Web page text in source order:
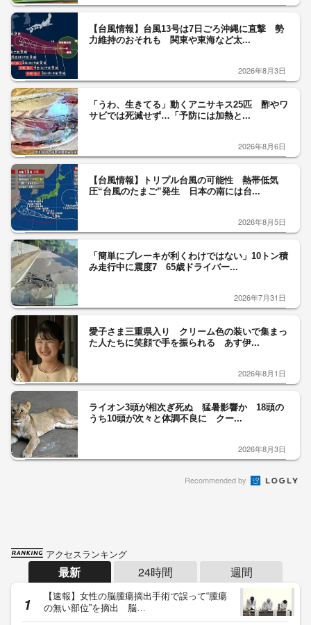
【台風情報】台風13号は7日ごろ沖縄に直撃 勢
力維持のおそれも 関東や東海など太...
2026年8月3日
「うわ、生きてる」動くアニサキス25匹 酢やワ
サビでは死滅せず…「予防には加熱と...
2026年8月6日
【台風情報】トリプル台風の可能性 熱帯低気
圧“台風のたまご”発生 日本の南には台...
2026年8月5日
「簡単にブレーキが利くわけではない」10トン積
み走行中に震度7 65歳ドライバー...
2026年7月31日
愛子さま三重県入り クリーム色の装いで集まっ
た人たちに笑顔で手を振られる あす伊...
2026年8月1日
ライオン3頭が相次ぎ死ぬ 猛暑影響か 18頭の
うち10頭が次々と体調不良に クー...
2026年8月3日
Recommended by
アクセスランキング
最新 24時間 週間
【速報】女性の脳腫瘍摘出手術で誤って“腫瘍
の無い部位”を摘出 脳…